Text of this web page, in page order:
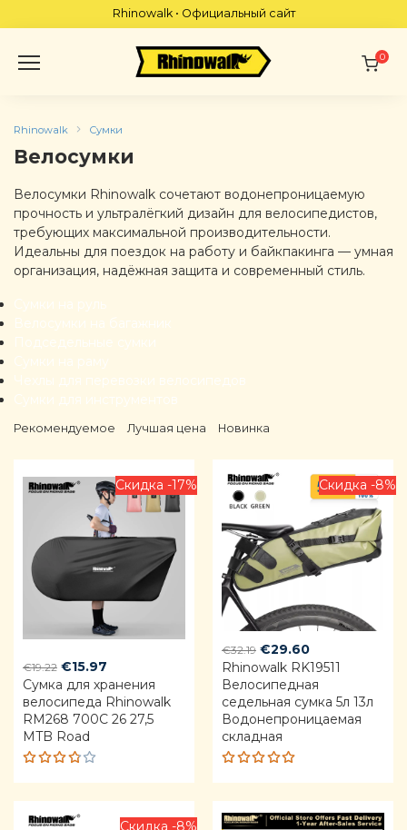
to
Rhinowalk • Официальный сайт
0
Rhinowalk Сумки
Велосумки
Велосумки Rhinowalk сочетают водонепроницаемую
прочность и ультралёгкий дизайн для велосипедистов,
требующих максимальной производительности.
Идеальны для поездок на работу и байкпакинга — умная
организация, надёжная защита и современный стиль.
Сумки на руль
Велосумки на багажник
Подседельные сумки
Сумки на раму
Чехлы для перевозки велосипедов
Сумки для инструментов
Рекомендуемое Лучшая цена Новинка
Скидка -17%
€19.22 Original
price
was:
€19.22.
€15.97
price
is:
€15.97.
Сумка для хранения
велосипеда Rhinowalk
RM268 700C 26 27,5
MTB Road
Rated
3.75
out of
5
Скидка -8%
€32.19 Original
price
was:
€32.19.
€29.60Current
price
is:
€29.60.
Rhinowalk RK19511
Велосипедная
седельная сумка 5л 13л
Водонепроницаемая
складная
Rated
4.92out
of 5
Скидка -8%